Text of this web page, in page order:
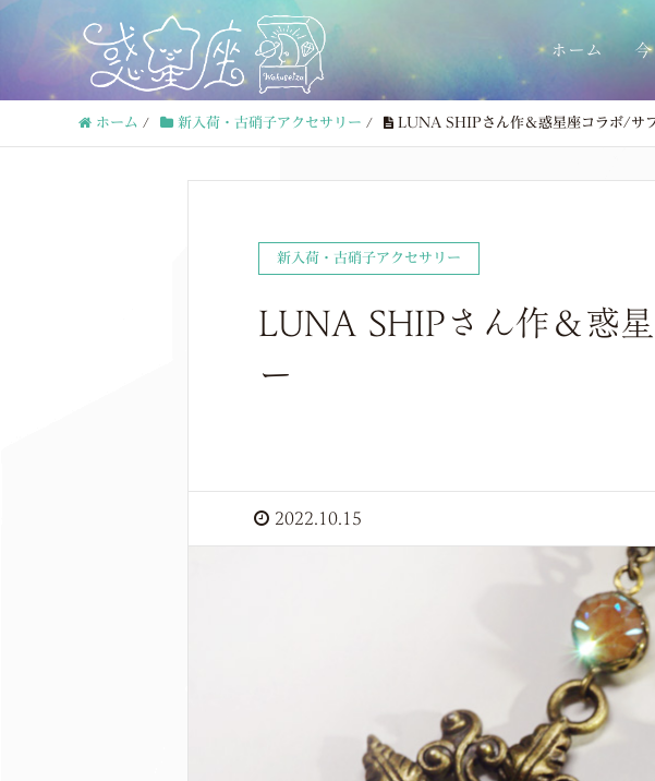
ホーム
ホーム / 新入荷・古硝子アクセサリー / LUNA SHIPさん作＆惑星座コラボ/サ
新入荷・古硝子アクセサリー
LUNA SHIPさん作＆惑
ー
2022.10.15